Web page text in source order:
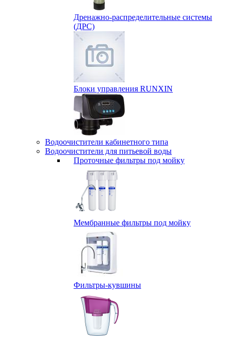
Дренажно-распределительные системы
(ДРС)
Блоки управления RUNXIN
Водоочистители кабинетного типа
Водоочистители для питьевой воды
Проточные фильтры под мойку
Мембранные фильтры под мойку
Фильтры-кувшины